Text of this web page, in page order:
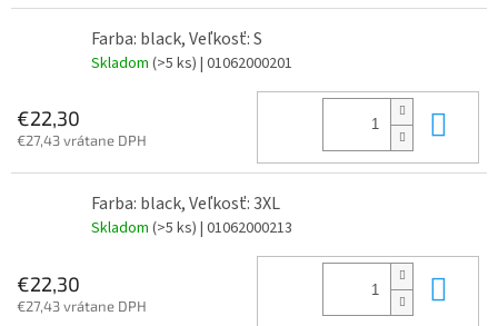
Farba: black, Veľkosť: S
Skladom (>5 ks) | 01062000201
€22,30
€27,43 vrátane DPH
Farba: black, Veľkosť: 3XL
Skladom (>5 ks) | 01062000213
€22,30
€27,43 vrátane DPH